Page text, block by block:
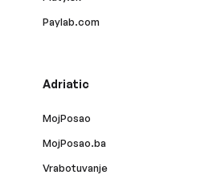
Paylab.com
Adriatic
MojPosao
MojPosao.ba
Vrabotuvanje